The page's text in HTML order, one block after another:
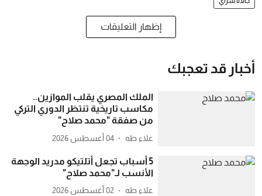
إظهار التعليقات
أخبار قد تعجبك
الملك المصري يقلب الموازين..
مكاسب تاريخية تنتظر الدوري التركي
من صفقة "محمد صلاح"
علاء طه 04 أغسطس 2026
5 أسباب تجعل أتلتيكو مدريد الوجهة
الأنسب لـ"محمد صلاح"
علاء طه 02 أغسطس 2026